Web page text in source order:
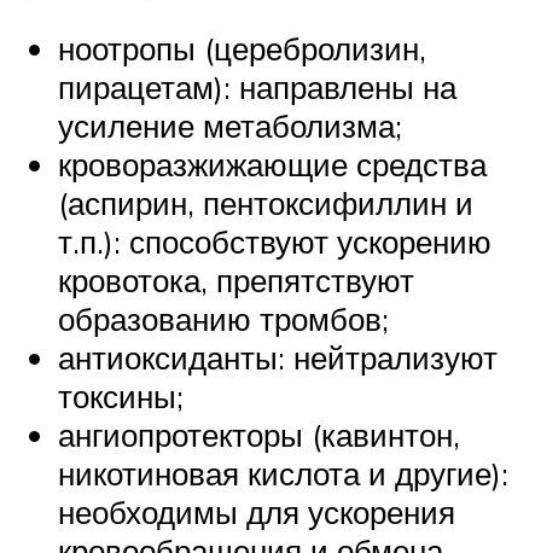
ноотропы (церебролизин,
пирацетам): направлены на
усиление метаболизма;
кроворазжижающие средства
(аспирин, пентоксифиллин и
т.п.): способствуют ускорению
кровотока, препятствуют
образованию тромбов;
антиоксиданты: нейтрализуют
токсины;
ангиопротекторы (кавинтон,
никотиновая кислота и другие):
необходимы для ускорения